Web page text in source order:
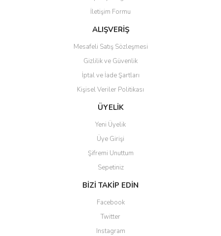
Ürün fiyatı diğer sitelerden daha pahalı.
Bu ürüne benzer farklı alternatifler olmalı.
Gönder
İletişim Formu
ALIŞVERİŞ
Mesafeli Satış Sözleşmesi
Gizlilik ve Güvenlik
İptal ve İade Şartları
Kişisel Veriler Politikası
ÜYELİK
Yeni Üyelik
Üye Girişi
Şifremi Unuttum
Sepetiniz
BİZİ TAKİP EDİN
Facebook
Twitter
Instagram